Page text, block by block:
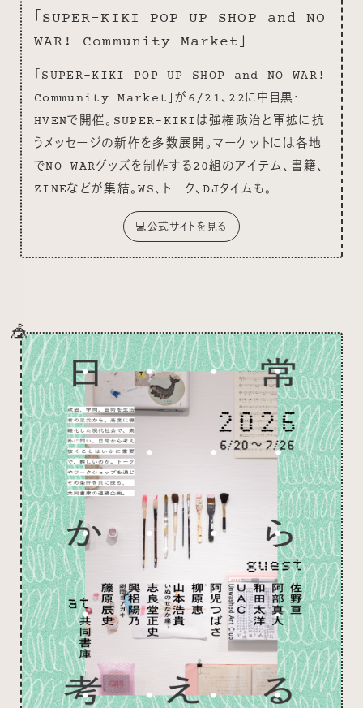
「SUPER-KIKI POP UP SHOP and NO
WAR! Community Market」
「SUPER-KIKI POP UP SHOP and NO WAR!
Community Market」が6/21、22に中目黒・
HVENで開催。SUPER-KIKIは強権政治と軍拡に抗
うメッセージの新作を多数展開。マーケットには各地
でNO WARグッズを制作する20組のアイテム、書籍、
ZINEなどが集結。WS、トーク、DJタイムも。
💻公式サイトを見る
🎪